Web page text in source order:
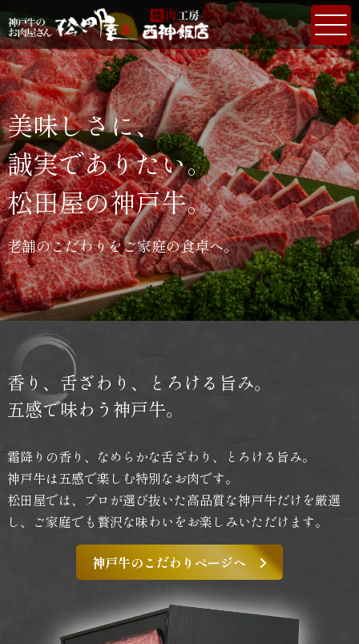
美味しさに、
誠実でありたい。
松田屋の神戸牛。
老舗のこだわりをご家庭の食卓へ。
香り、舌ざわり、
とろける旨み。
五感で味わう神戸牛。
霜降りの香り、なめらかな舌ざわり、とろける旨み。
神戸牛は五感で楽しむ特別なお肉です。
松田屋では、プロが選び抜いた高品質な神戸牛だけを厳選
し、 ご家庭でも贅沢な味わいをお楽しみいただけます。
神戸牛のこだわりページへ